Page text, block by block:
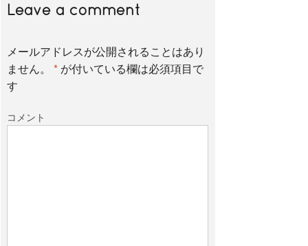
Leave a comment
メールアドレスが公開されることはあり
ません。
* が付いている欄は必須項目で
す
コメント